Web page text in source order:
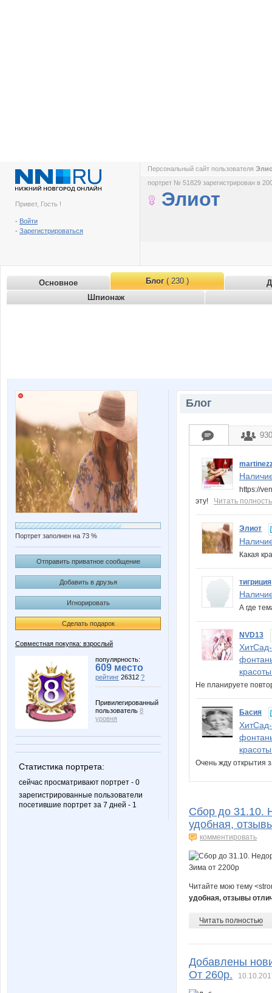
Привет, Гость !
- Войти
- Зарегистрироваться
Персональный сайт пользователя
портрет № 51829 зарегистрирован в
Элиот
Основное Блог( 230 )
Шпионаж
Портрет заполнен на 73 %
Отправить приватное сообщение
Добавить в друзья
Игнорировать
Сделать подарок
Совместная покупка: взрослый
популярность:
609 место
рейтинг 26312 ?
Привилегированный
пользователь 8
уровня
Статистика портрета:
сейчас просматривают портрет - 0
зарегистрированные пользователи
посетившие портрет за 7 дней - 1
Блог
930
https://
эту! Читать
Элиот
Какая
тигриция
А где
NVD13
Не планируете
Басия
Очень жду открытия
Сбор до 31.10.
удобная,
комментировать
Читайте мою тему
удобная, отзывы
Читать полностью
Добавлены
От 260р.